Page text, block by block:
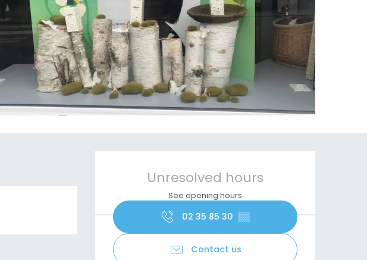
Opening hours & contact details
Unresolved hours
See opening hours
02 35 85 30 ▒▒
Contact us